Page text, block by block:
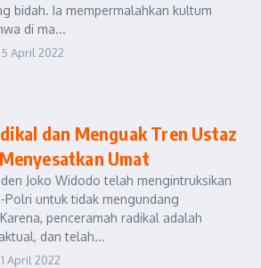
bidah. Ia mempermalahkan kultum
di ma...
5 April 2022
dan Menguak Tren Ustaz
Umat
Joko Widodo telah mengintruksikan
Polri untuk tidak mengundang
penceramah radikal adalah
dan telah...
1 April 2022